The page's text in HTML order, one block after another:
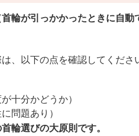
輪が引っかかったときに自
、以下の点を確認してくださ
十分かどうか）
問題あり）
輪選びの大原則です。